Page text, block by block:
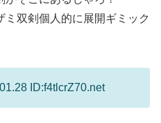
双剣個人的に展開ギミック
ID:f4tlcrZ70.net